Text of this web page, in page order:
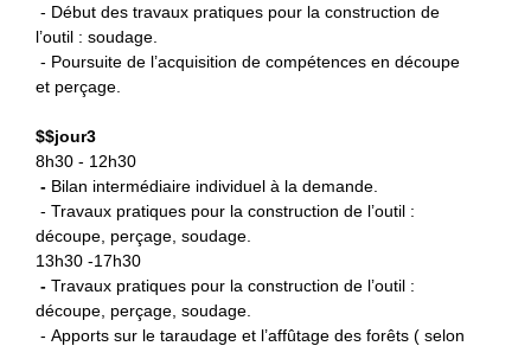
- Début des travaux pratiques pour la construction de
l’outil : soudage.
- Poursuite de l’acquisition de compétences en découpe
et perçage.
$$jour3
8h30 - 12h30
- Bilan intermédiaire individuel à la demande.
- Travaux pratiques pour la construction de l’outil :
découpe, perçage, soudage.
13h30 -17h30
- Travaux pratiques pour la construction de l’outil :
découpe, perçage, soudage.
- Apports sur le taraudage et l’affûtage des forêts ( selon